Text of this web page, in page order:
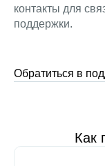
контакты для
поддержки.
Обратиться в
Как